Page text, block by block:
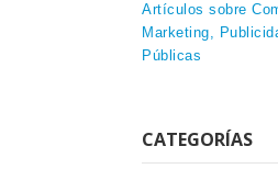
Artículos sobre
Marketing,
Públicas
CATEGORÍAS